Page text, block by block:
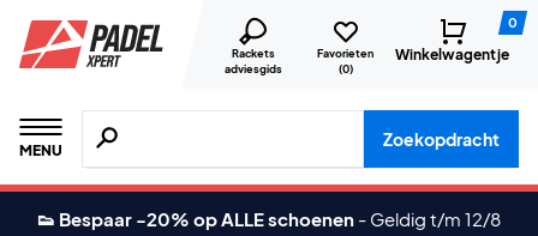
Rackets
adviesgids
Favorieten
(0)
0
Winkelwagentje
MENU
Zoeken naar producten, merken etc.
Zoekopdracht
👟 Bespaar -20% op ALLE schoenen - Geldig t/m 12/8